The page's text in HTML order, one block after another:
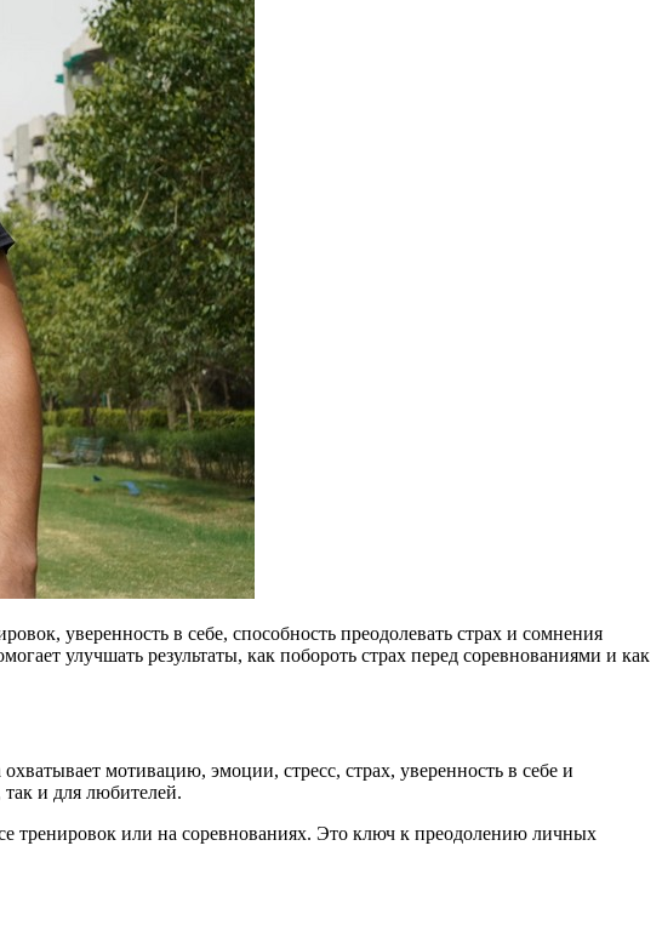
уверенность в себе, способность преодолевать страх и сомнения
улучшать результаты, как побороть страх перед соревнованиями и как
мотивацию, эмоции, стресс, страх, уверенность в себе и
и для любителей.
тренировок или на соревнованиях. Это ключ к преодолению личных